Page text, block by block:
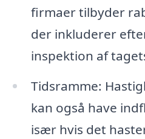
firmaer tilbyder
der inkluderer
inspektion af
Tidsramme:
kan også have
især hvis det